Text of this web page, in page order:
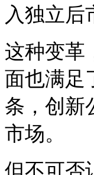
入独立后
这种变革
面也满足
条，创新
市场。